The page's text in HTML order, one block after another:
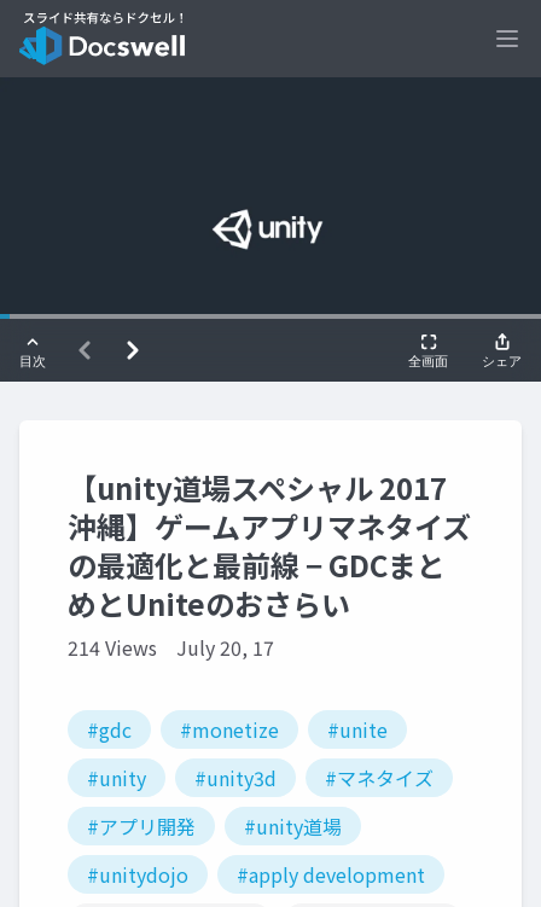
【unity道場スペシャル 2017
沖縄】ゲームアプリマネタイズ
の最適化と最前線 − GDCまと
めとUniteのおさらい
214 Views July 20, 17
#gdc #monetize
#unite
#unity
#unity3d
#マネタイズ
#アプリ開発
#unity道場
#unitydojo
#apply development